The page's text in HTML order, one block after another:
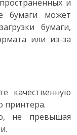
и
бумаги может
бумаги,
или из-за
качественную
принтера.
не превышая